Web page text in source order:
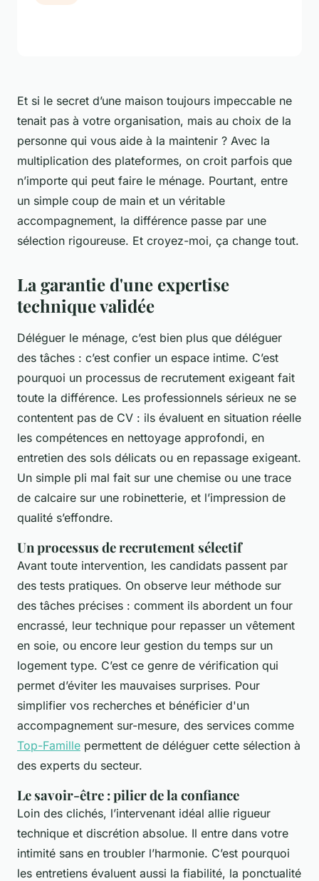
Et si le secret d’une maison toujours impeccable ne
tenait pas à votre organisation, mais au choix de la
personne qui vous aide à la maintenir ? Avec la
multiplication des plateformes, on croit parfois que
n’importe qui peut faire le ménage. Pourtant, entre
un simple coup de main et un véritable
accompagnement, la différence passe par une
sélection rigoureuse. Et croyez-moi, ça change tout.
La garantie d'une expertise
technique validée
Déléguer le ménage, c’est bien plus que déléguer
des tâches : c’est confier un espace intime. C’est
pourquoi un processus de recrutement exigeant fait
toute la différence. Les professionnels sérieux ne se
contentent pas de CV : ils évaluent en situation réelle
les compétences en nettoyage approfondi, en
entretien des sols délicats ou en repassage exigeant.
Un simple pli mal fait sur une chemise ou une trace
de calcaire sur une robinetterie, et l’impression de
qualité s’effondre.
Un processus de recrutement sélectif
Avant toute intervention, les candidats passent par
des tests pratiques. On observe leur méthode sur
des tâches précises : comment ils abordent un four
encrassé, leur technique pour repasser un vêtement
en soie, ou encore leur gestion du temps sur un
logement type. C’est ce genre de vérification qui
permet d’éviter les mauvaises surprises. Pour
simplifier vos recherches et bénéficier d'un
accompagnement sur-mesure, des services comme
Top-Famille permettent de déléguer cette sélection à
des experts du secteur.
Le savoir-être : pilier de la confiance
Loin des clichés, l’intervenant idéal allie rigueur
technique et discrétion absolue. Il entre dans votre
intimité sans en troubler l’harmonie. C’est pourquoi
les entretiens évaluent aussi la fiabilité, la ponctualité